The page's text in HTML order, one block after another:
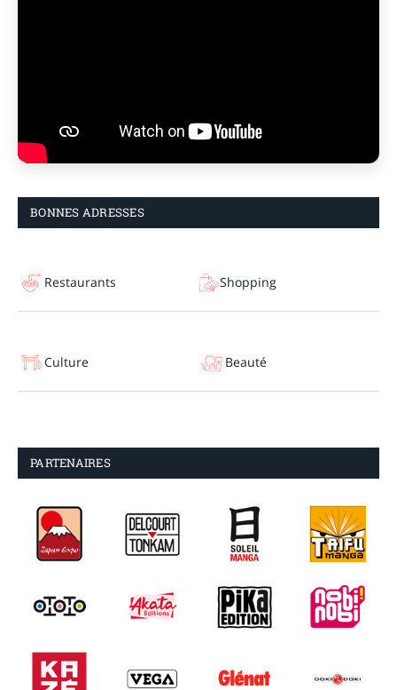
BONNES ADRESSES
Restaurants Shopping
Culture Beauté
PARTENAIRES